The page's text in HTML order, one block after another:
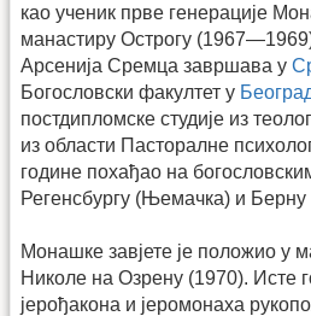
као ученик прве генерације
манастиру Острогу
Арсенија Сремца завршава у
Богословски факултет у
постдипломске студије из
из области Пасторалне
године похађао на
Регенсбургу (Њемачка) и Берну
Монашке завјете је положио у
Николе на Озрену (1970). Исте
јерођакона и јеромонаха